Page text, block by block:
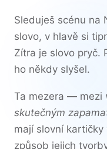
Sleduješ scénu na
slovo, v hlavě si
Zítra je slovo pryč.
ho někdy slyšel.
Ta mezera — mezi
skutečným
mají slovní
způsob jejich